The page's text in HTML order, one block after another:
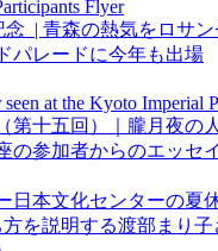
| 青森の熱気をロサ
パレードに今年も出場
第十五回）｜朧月夜の
の参加者からのエッセ